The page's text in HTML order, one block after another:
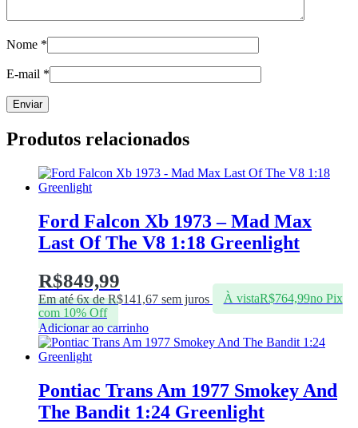
Nome *
E-mail *
Produtos relacionados
Ford Falcon Xb 1973 – Mad Max
Last Of The V8 1:18 Greenlight
R$849,99
Em até 6x deR$141,67 sem juros À vistaR$764,99no Pix
com 10% Off
Adicionar ao carrinho
Pontiac Trans Am 1977 Smokey And
The Bandit 1:24 Greenlight